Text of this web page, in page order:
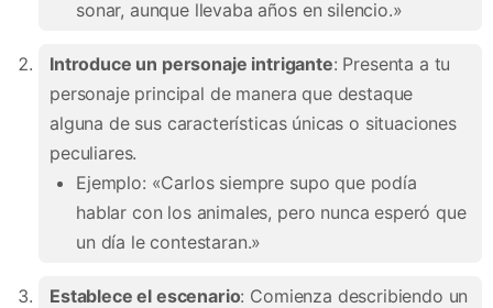
sonar, aunque llevaba años en silencio.»
Introduce un personaje intrigante: Presenta a tu
personaje principal de manera que destaque
alguna de sus características únicas o situaciones
peculiares.
Ejemplo: «Carlos siempre supo que podía
hablar con los animales, pero nunca esperó que
un día le contestaran.»
Establece el escenario: Comienza describiendo un